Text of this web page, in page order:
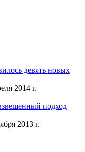
девять новых
2014 г.
подход
2013 г.